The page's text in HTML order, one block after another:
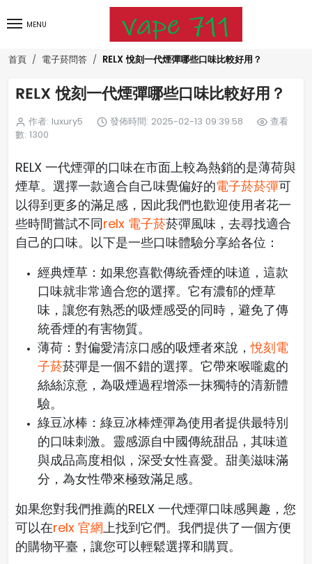
MENU
首頁 電子菸問答 RELX 悅刻一代煙彈哪些口味比較好用？
RELX 悅刻一代煙彈哪些口味比較好用？
作者: luxury5 發佈時間: 2025-02-13 09:39:58
查看
數: 1300
RELX 一代煙彈的口味在市面上較為熱銷的是薄荷與
煙草。選擇一款適合自己味覺偏好的電子菸菸彈可
以得到更多的滿足感，因此我們也歡迎使用者花一
些時間嘗試不同relx 電子菸菸彈風味，去尋找適合
自己的口味。以下是一些口味體驗分享給各位：
經典煙草：如果您喜歡傳統香煙的味道，這款
口味就非常適合您的選擇。它有濃郁的煙草
味，讓您有熟悉的吸煙感受的同時，避免了傳
統香煙的有害物質。
薄荷：對偏愛清涼口感的吸煙者來說，悅刻電
子菸菸彈是一個不錯的選擇。它帶來喉嚨處的
絲絲涼意，為吸煙過程增添一抹獨特的清新體
驗。
綠豆冰棒：綠豆冰棒煙彈為使用者提供最特別
的口味刺激。靈感源自中國傳統甜品，其味道
與成品高度相似，深受女性喜愛。甜美滋味滿
分，為女性帶來極致滿足感。
如果您對我們推薦的RELX 一代煙彈口味感興趣，您
可以在relx 官網上找到它們。我們提供了一個方便
的購物平臺，讓您可以輕鬆選擇和購買。